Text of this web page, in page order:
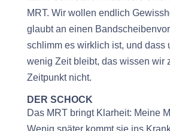
MRT. Wir wollen endlich
glaubt an einen
schlimm es wirklich ist, und dass
wenig Zeit bleibt, das wissen wir
Zeitpunkt nicht.
DER SCHOCK
Das MRT bringt Klarheit: Meine
Wenig später kommt sie ins